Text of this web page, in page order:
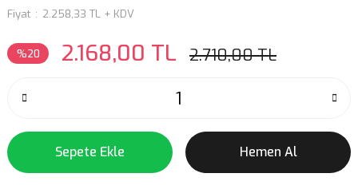
Fiyat
2.258,33 TL + KDV
%20 2.168,00 TL 2.710,00 TL
Sepete Ekle Hemen Al